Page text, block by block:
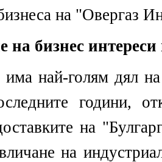
на "Овергаз
на бизнес
най-голям дял на
години,
на
на